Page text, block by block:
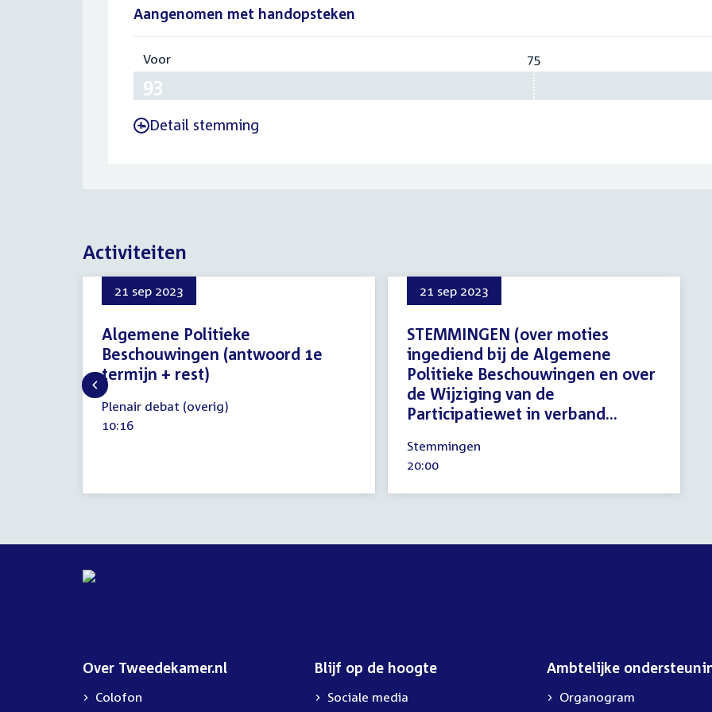
Aangenomen met handopsteken
Voor 75
- Detail stemming
Activiteiten
21 sep 2023
Algemene Politieke
Beschouwingen (antwoord 1e
termijn + rest)
21
september
2023
Plenair debat (overig)
Tijd
10:16
21 sep 2023
STEMMINGEN (over moties
ingediend bij de Algemene
Politieke Beschouwingen en over
de Wijziging van de
Participatiewet in verband...
september
2023
Stemmingen
Tijd
20:00
Over Tweedekamer.nl
Colofon
Blijf op de hoogte
Sociale media
Ambtelijke
Organogram